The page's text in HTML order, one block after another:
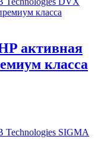
активная
класса